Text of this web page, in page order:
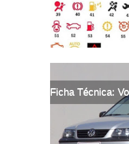
Ficha Técnica: